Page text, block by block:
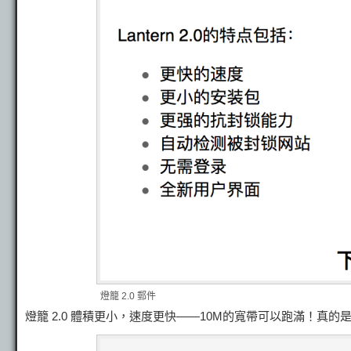
燈籠 2.0 郵件
燈籠 2.0 體積更小，速度更快——10M的寬帶可以跑滿！真的